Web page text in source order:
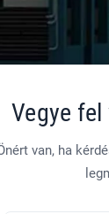
Vegye
van, ha